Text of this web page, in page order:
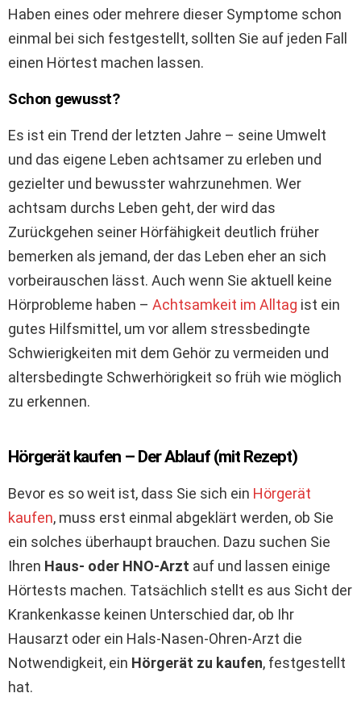
Haben eines oder mehrere dieser Symptome schon
einmal bei sich festgestellt, sollten Sie auf jeden Fall
einen Hörtest machen lassen.
Schon gewusst?
Es ist ein Trend der letzten Jahre – seine Umwelt
und das eigene Leben achtsamer zu erleben und
gezielter und bewusster wahrzunehmen. Wer
achtsam durchs Leben geht, der wird das
Zurückgehen seiner Hörfähigkeit deutlich früher
bemerken als jemand, der das Leben eher an sich
vorbeirauschen lässt. Auch wenn Sie aktuell keine
Hörprobleme haben – Achtsamkeit im Alltag ist ein
gutes Hilfsmittel, um vor allem stressbedingte
Schwierigkeiten mit dem Gehör zu vermeiden und
altersbedingte Schwerhörigkeit so früh wie möglich
zu erkennen.
Hörgerät kaufen – Der Ablauf (mit Rezept)
Bevor es so weit ist, dass Sie sich ein Hörgerät
kaufen, muss erst einmal abgeklärt werden, ob Sie
ein solches überhaupt brauchen. Dazu suchen Sie
Ihren Haus- oder HNO-Arzt auf und lassen einige
Hörtests machen. Tatsächlich stellt es aus Sicht der
Krankenkasse keinen Unterschied dar, ob Ihr
Hausarzt oder ein Hals-Nasen-Ohren-Arzt die
Notwendigkeit, ein Hörgerät zu kaufen, festgestellt
hat.